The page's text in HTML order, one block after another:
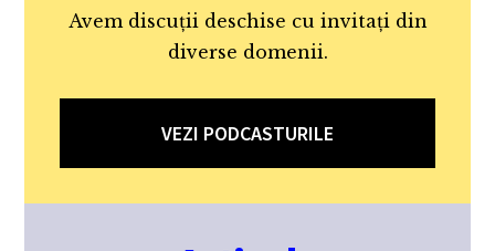
Avem discuții deschise cu invitați din
diverse domenii.
VEZI PODCASTURILE